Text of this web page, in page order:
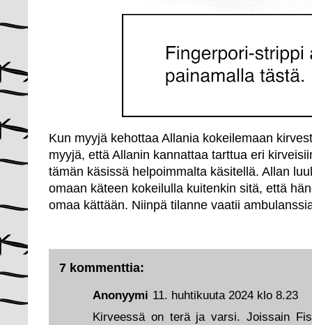
Kun myyjä kehottaa Allania kokeilemaan
myyjä, että Allanin kannattaa tarttua eri
tämän käsissä helpoimmalta käsitellä. Allan
omaan käteen kokeilulla kuitenkin sitä, että
omaa kättään. Niinpä tilanne vaatii
7 kommenttia:
Anonyymi 11. huhtikuuta 2024 klo 8.23
Kirveessä on terä ja varsi. Joissain